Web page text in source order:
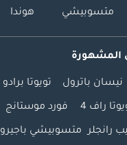
متسوبيشي هوندا
المشهورة
نيسان باترول تويوتا برادو
راف 4 فورد موستانج
رانجلر متسوبيشي باجيرو